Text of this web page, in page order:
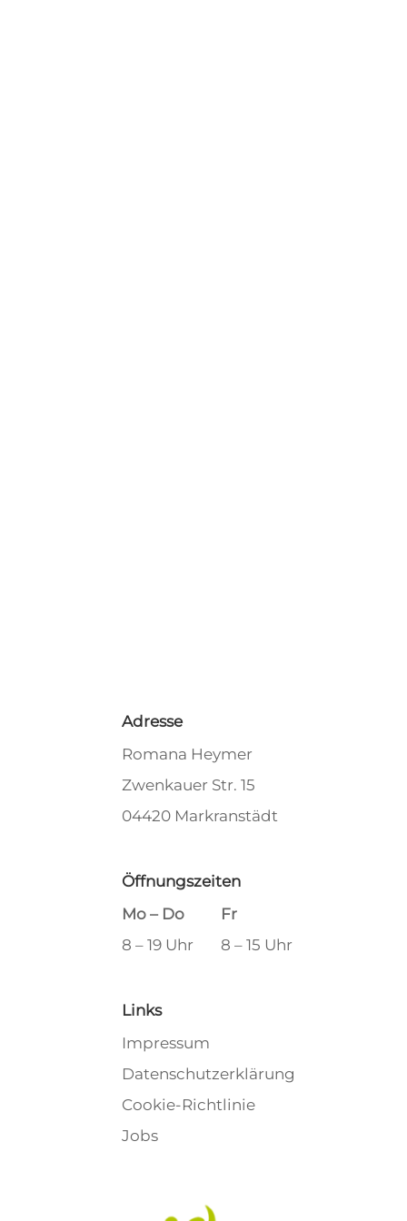
Adresse
Romana Heymer
Zwenkauer Str. 15
04420 Markranstädt
Öffnungszeiten
Mo – Do
8 – 19 Uhr
Fr
8 – 15 Uhr
Links
Impressum
Datenschutzerklärung
Cookie-Richtlinie
Jobs